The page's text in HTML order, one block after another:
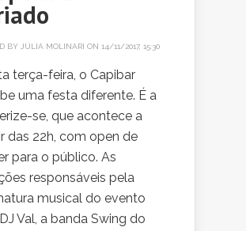
BY JÚLIA MOLINARI ON 14/11/2017, 15:30
terça-feira, o Capibar
uma festa diferente. É a
se, que acontece a
das 22h, com open de
para o público. As
responsáveis pela
musical do evento
Val, a banda Swing do